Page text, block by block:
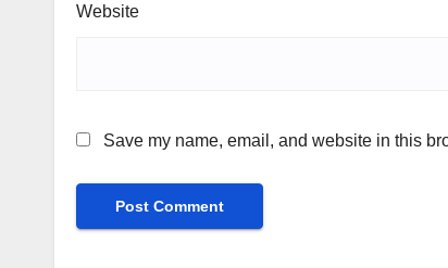
Website
Save my name, email, and website in this